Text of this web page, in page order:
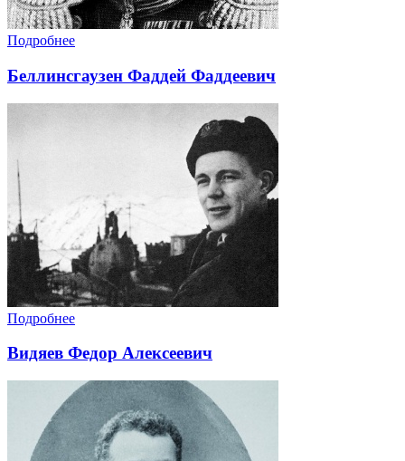
Подробнее
Беллинсгаузен Фаддей Фаддеевич
Подробнее
Видяев Федор Алексеевич